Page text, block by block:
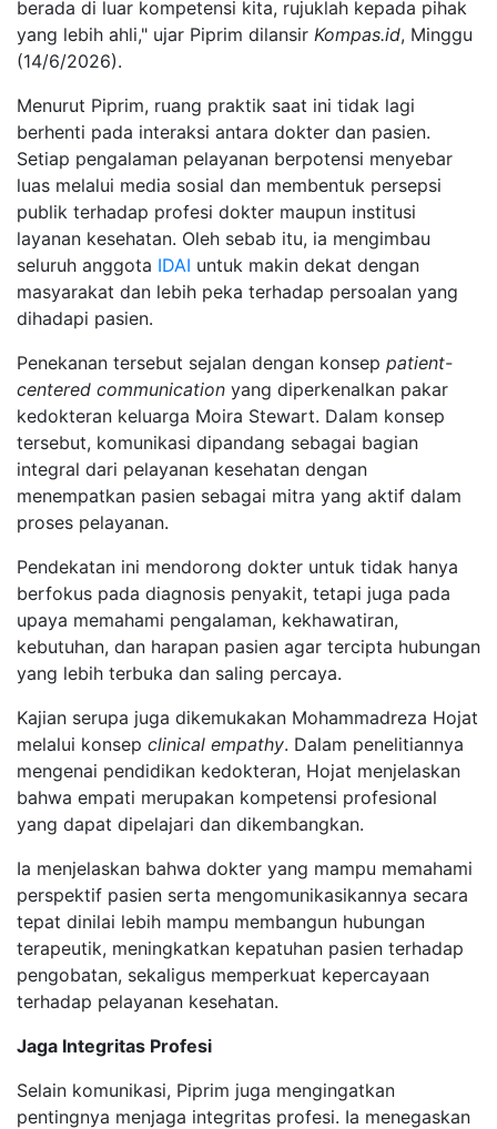
berada di luar kompetensi kita, rujuklah kepada pihak
yang lebih ahli," ujar Piprim dilansir Kompas.id, Minggu
(14/6/2026).
Menurut Piprim, ruang praktik saat ini tidak lagi
berhenti pada interaksi antara dokter dan pasien.
Setiap pengalaman pelayanan berpotensi menyebar
luas melalui media sosial dan membentuk persepsi
publik terhadap profesi dokter maupun institusi
layanan kesehatan. Oleh sebab itu, ia mengimbau
seluruh anggota IDAI untuk makin dekat dengan
masyarakat dan lebih peka terhadap persoalan yang
dihadapi pasien.
Penekanan tersebut sejalan dengan konsep patient-
centered communication yang diperkenalkan pakar
kedokteran keluarga Moira Stewart. Dalam konsep
tersebut, komunikasi dipandang sebagai bagian
integral dari pelayanan kesehatan dengan
menempatkan pasien sebagai mitra yang aktif dalam
proses pelayanan.
Pendekatan ini mendorong dokter untuk tidak hanya
berfokus pada diagnosis penyakit, tetapi juga pada
upaya memahami pengalaman, kekhawatiran,
kebutuhan, dan harapan pasien agar tercipta hubungan
yang lebih terbuka dan saling percaya.
Kajian serupa juga dikemukakan Mohammadreza Hojat
melalui konsep clinical empathy. Dalam penelitiannya
mengenai pendidikan kedokteran, Hojat menjelaskan
bahwa empati merupakan kompetensi profesional
yang dapat dipelajari dan dikembangkan.
Ia menjelaskan bahwa dokter yang mampu memahami
perspektif pasien serta mengomunikasikannya secara
tepat dinilai lebih mampu membangun hubungan
terapeutik, meningkatkan kepatuhan pasien terhadap
pengobatan, sekaligus memperkuat kepercayaan
terhadap pelayanan kesehatan.
Jaga Integritas Profesi
Selain komunikasi, Piprim juga mengingatkan
pentingnya menjaga integritas profesi. Ia menegaskan